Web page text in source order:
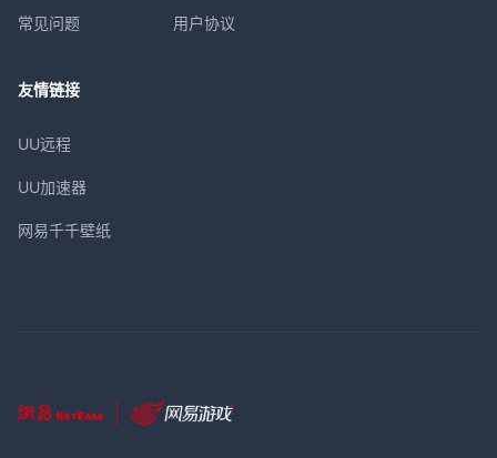
常见问题 用户协议
友情链接
UU远程
UU加速器
网易千千壁纸